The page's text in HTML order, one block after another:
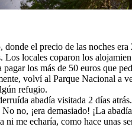
el precio de las noches
locales coparon los
pagar los más de 50 euros que
volví al Parque Nacional a
refugio.
abadía visitada 2 días atrás.
¡era demasiado! ¡La
me echaría, como hace unas